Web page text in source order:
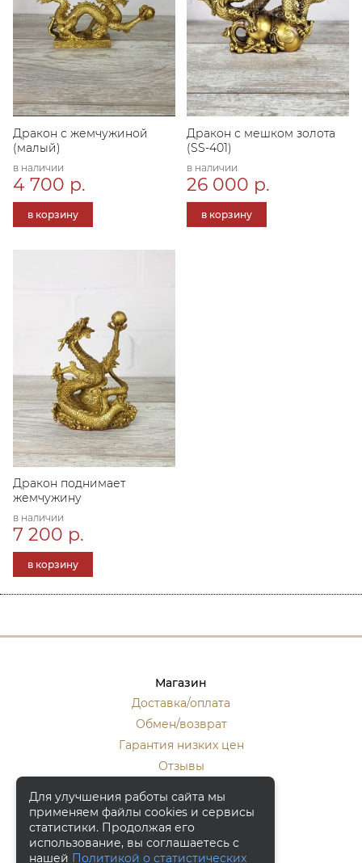
Дракон с жемчужиной
(малый)
в наличии
4 700 р.
в корзину
Дракон с мешком золота
(SS-401)
в наличии
26 000 р.
в корзину
Дракон поднимает
жемчужину
в наличии
7 200 р.
в корзину
Магазин
Доставка/оплата
Обмен/возврат
Гарантия низких цен
Отзывы
Контакты
Москва, ул. Кулакова 20, к.1.
Для улучшения работы сайта мы
применяем файлы cookies и сервисы
статистики. Продолжая его
использование, вы соглашаетесь с
нашей Политикой о статистических